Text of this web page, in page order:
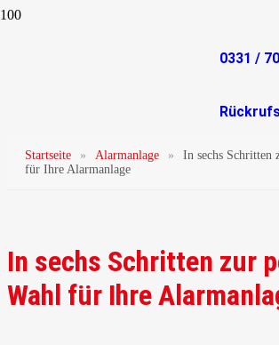
0331 /
Startseite » Alarmanlage »
In sechs Schritten
für Ihre Alarmanlage
In sechs Schritten zur
Wahl für Ihre